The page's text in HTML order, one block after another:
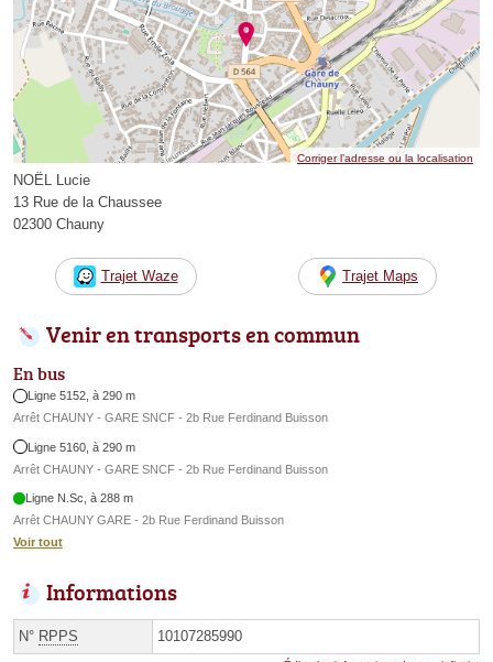
Corriger l’adresse ou la localisation
NOËL Lucie
13 Rue de la Chaussee
02300 Chauny
Trajet Waze Trajet Maps
Venir en transports en commun
En bus
Ligne 5152, à 290 m
Arrêt CHAUNY - GARE SNCF - 2b Rue Ferdinand Buisson
Ligne 5160, à 290 m
Arrêt CHAUNY - GARE SNCF - 2b Rue Ferdinand Buisson
Ligne N.Sc, à 288 m
Arrêt CHAUNY GARE - 2b Rue Ferdinand Buisson
Voir tout
Informations
N° RPPS 10107285990